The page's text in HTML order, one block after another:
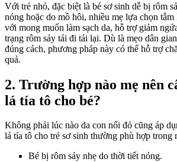
Với trẻ nhỏ, đặc biệt là bé sơ sinh dễ bị rôm
nóng hoặc do mồ hôi, nhiều mẹ lựa chọn tắm
với mong muốn làm sạch da, hỗ trợ giảm
trạng rôm sảy tái đi tái lại. Dù là mẹo dân
đúng cách, phương pháp này có thể hỗ trợ
quả.
2. Trường hợp nào mẹ nên
lá tía tô cho bé?
Không phải lúc nào da con nổi đỏ cũng áp
lá tía tô cho trẻ sơ sinh thường phù hợp trong
Bé bị rôm sảy nhẹ do thời tiết nóng.